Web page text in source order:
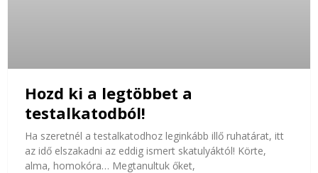
Hozd ki a legtöbbet a
testalkatodból!
Ha szeretnél a testalkatodhoz leginkább illő ruhatárat, itt
az idő elszakadni az eddig ismert skatulyáktól! Körte,
alma, homokóra… Megtanultuk őket,